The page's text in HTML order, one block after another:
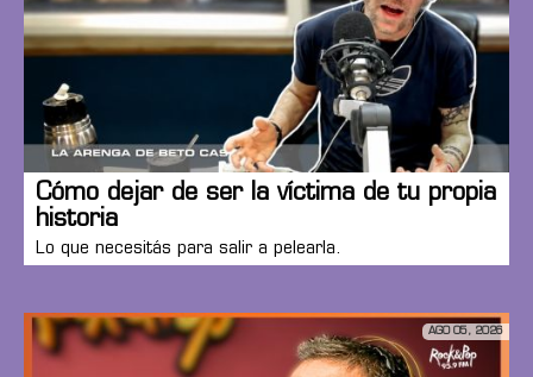
Cómo dejar de ser la víctima de tu propia
historia
Lo que necesitás para salir a pelearla.
AGO 05, 2026